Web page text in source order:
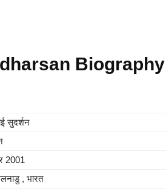
Biography
सुदर्शन
2001
, भारत